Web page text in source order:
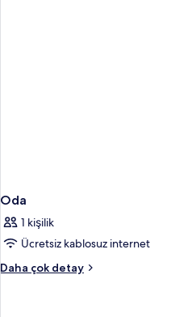
Oda
1 kişilik
Ücretsiz kablosuz internet
Daha çok detay
Oda